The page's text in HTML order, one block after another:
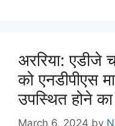
अररिया: एडीजे
को एनडीपीएस
उपस्थित होने
March 6, 2024 by